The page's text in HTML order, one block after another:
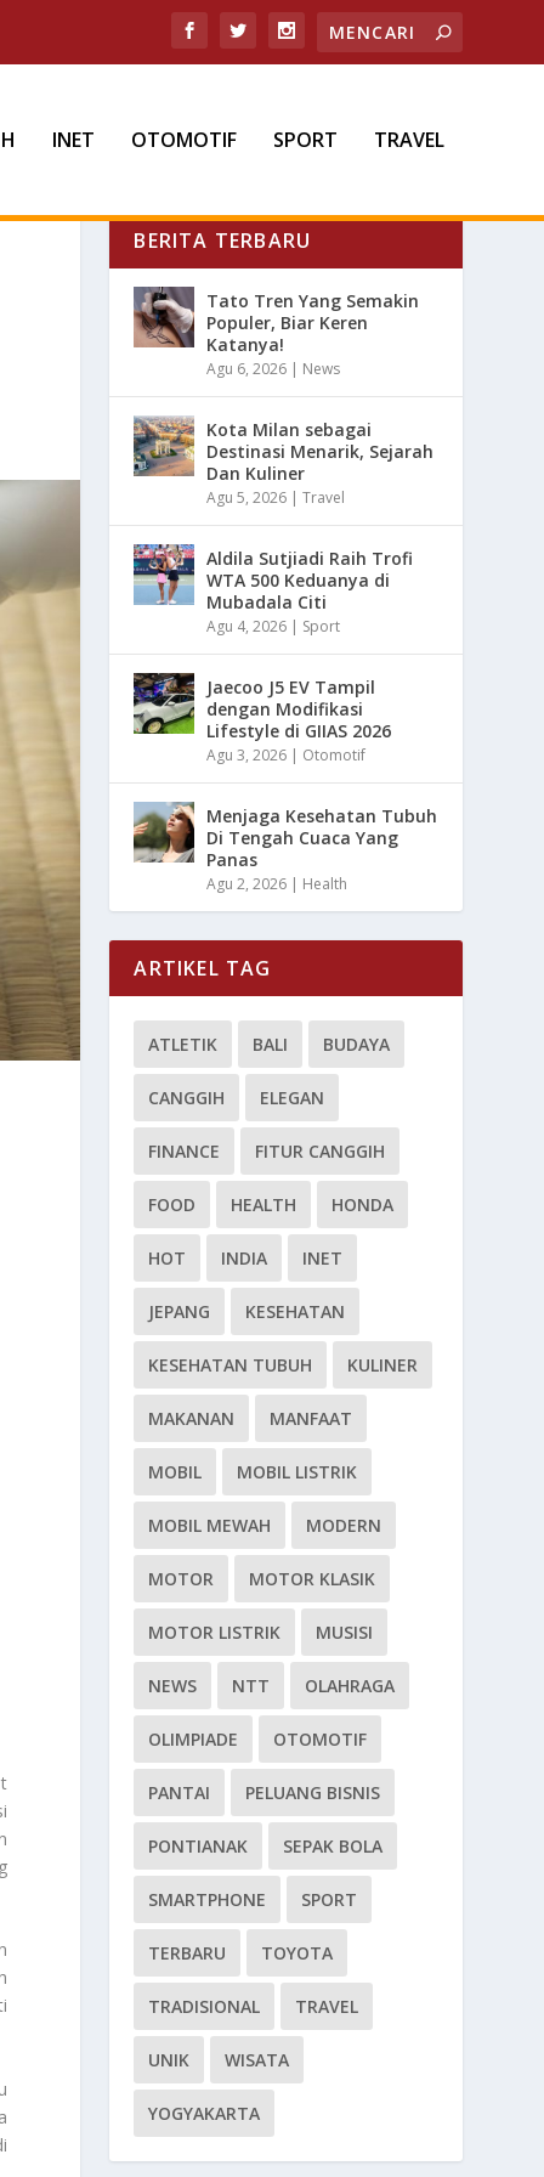
INET OTOMOTIF SPORT TRAVEL
BERITA TERBARU
Tato Tren Yang Semakin
Populer, Biar Keren
Katanya!
Agu 6, 2026 | News
Kota Milan sebagai
Destinasi Menarik, Sejarah
Dan Kuliner
Agu 5, 2026 |Travel
Aldila Sutjiadi Raih Trofi
WTA 500 Keduanya di
Mubadala Citi
Agu 4, 2026 | Sport
Jaecoo J5 EV Tampil
dengan Modifikasi
Lifestyle di GIIAS 2026
Agu 3, 2026 | Otomotif
Menjaga Kesehatan Tubuh
Di Tengah Cuaca Yang
Panas
Agu 2, 2026 | Health
ARTIKEL TAG
ATLETIK BALI BUDAYA
CANGGIH ELEGAN
FINANCE FITUR CANGGIH
FOOD HEALTH HONDA
HOT INDIA INET
JEPANG KESEHATAN
KESEHATAN TUBUH KULINER
MAKANAN MANFAAT
MOBIL MOBIL LISTRIK
MOBIL MEWAH MODERN
MOTOR MOTOR KLASIK
MOTOR LISTRIK MUSISI
NEWS NTT OLAHRAGA
OLIMPIADE OTOMOTIF
PANTAI PELUANG BISNIS
PONTIANAK SEPAK BOLA
SMARTPHONE SPORT
TERBARU TOYOTA
TRADISIONAL TRAVEL
UNIK WISATA
YOGYAKARTA